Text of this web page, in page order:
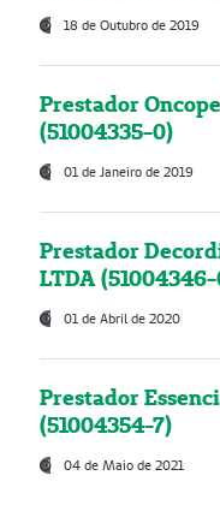
18 de Outubro de 2019
Prestador
(51004335-0)
01 de Janeiro de 2019
Prestador
LTDA
01 de Abril de 2020
Prestador
(51004354-7)
04 de Maio de 2021